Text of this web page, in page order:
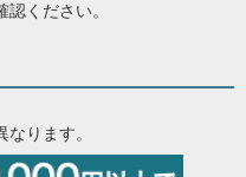
認ください。
ります。